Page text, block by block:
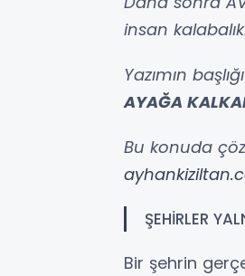
insan
Yazımın
AYAĞA
Bu konuda
ŞEHİRLER
Bir şehrin